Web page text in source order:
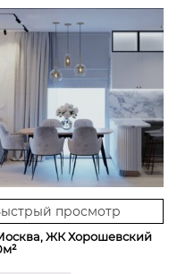
просмотр
ЖК Хорошевский